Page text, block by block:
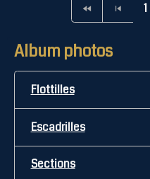
1
Album photos
Flottilles
Escadrilles
Sections